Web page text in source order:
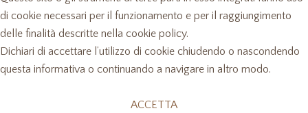
di cookie necessari per il funzionamento e per il raggiungimento
delle finalità descritte nella cookie policy.
Dichiari di accettare l’utilizzo di cookie chiudendo o nascondendo
questa informativa o continuando a navigare in altro modo.
ACCETTA